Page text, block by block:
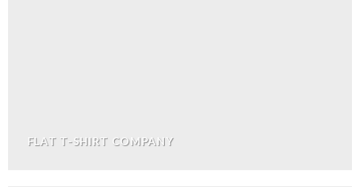
FLAT T-SHIRT COMPANY